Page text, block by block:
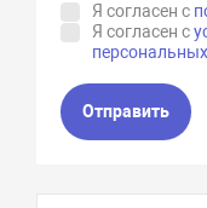
Я согласен с
Я согласен с
Отправить